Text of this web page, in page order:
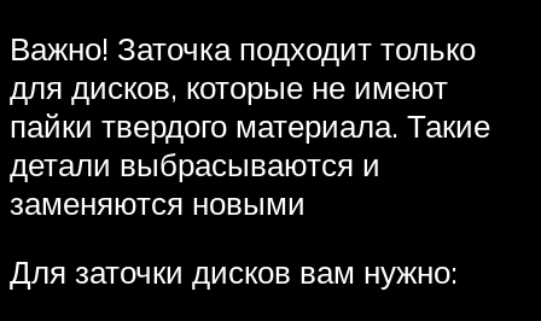
Важно! Заточка подходит только
для дисков, которые не имеют
пайки твердого материала. Такие
детали выбрасываются и
заменяются новыми
Для заточки дисков вам нужно: